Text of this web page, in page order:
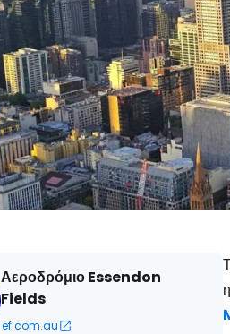
Αεροδρόμιο Essendon
Fields
ef.com.au